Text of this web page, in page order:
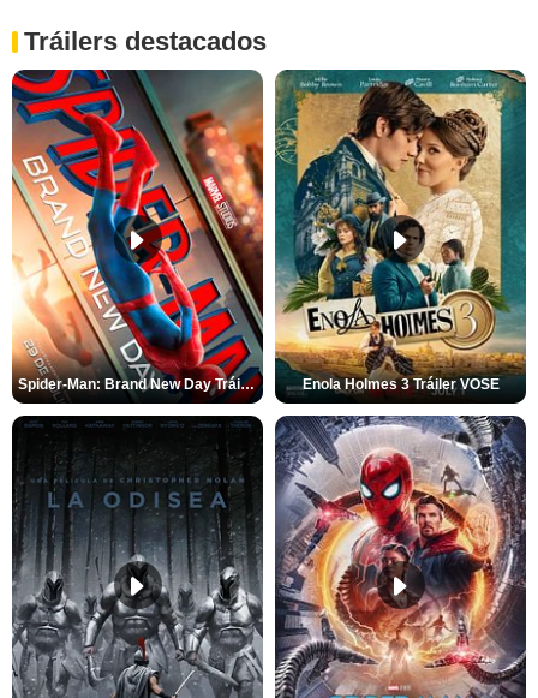
Tráilers destacados
Spider-Man: Brand New Day Tráiler (3) Enola Holmes 3 Tráiler VOSE